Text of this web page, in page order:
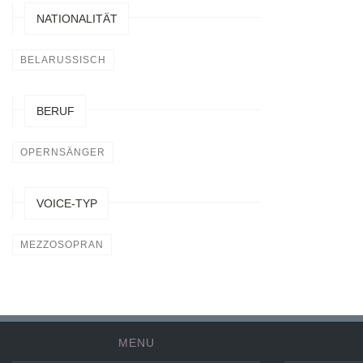
NATIONALITÄT
BELARUSSISCH
BERUF
OPERNSÄNGER
VOICE-TYP
MEZZOSOPRAN
MENU